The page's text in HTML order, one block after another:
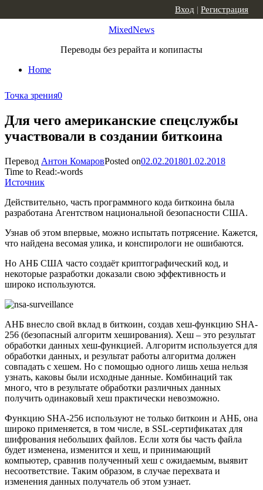
MixedNews
Переводы без рерайта и копипасты
Home
Вход | Регистрация
Точка зрения0
Для чего американские спецслужбы
участвовали в создании биткоина
Перевод Антон КомаровPosted on02.02.201801.02.2018
Time to Read:-words
Источник
Действительно, часть программного кода биткоина была
разработана Агентством национальной безопасности США.
Узнав об этом впервые, можно испытать потрясение. Кажется,
что найдена весомая улика, и конспирологи не ошибаются.
Но АНБ США часто создаёт криптографический код, и
некоторые разработки доказали свою эффективность и
широко используются.
АНБ внесло свой вклад в биткоин, создав хеш-функцию SHA-
256 (безопасный алгоритм хеширования). Хеш – это результат
обработки данных хеш-функцией. Алгоритм используется для
обработки данных, и результат работы алгоритма должен
совпадать с хешем. Но с помощью одного лишь хеша нельзя
узнать, каковы были исходные данные. Комбинаций так
много, что в результате обработки различных данных
получить одинаковый хеш практически невозможно.
Функцию SHA-256 используют не только биткоин и АНБ, она
широко применяется, в том числе, в SSL-сертификатах для
шифрования небольших файлов. Если хотя бы часть файла
будет изменена, изменится и хеш, и принимающий
компьютер, сравнив полученный хеш с ожидаемым, выявит
несоответствие. Таким образом, в случае перехвата и
изменения данных получатель об этом узнает.